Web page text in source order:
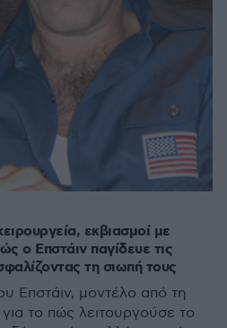
εκβιασμοί με
ο Επστάιν παγίδευε τις
τη σιωπή τους
Επστάιν, μοντέλο από τη
το πώς λειτουργούσε το